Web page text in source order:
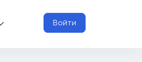
Войти